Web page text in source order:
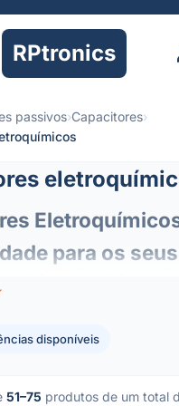
RPtronics
passivos›Capacitores›
para os
eletroquímicos (ou
para oferecer uma
preferenciais para a gestão
disponíveis
51–75 produtos de um total